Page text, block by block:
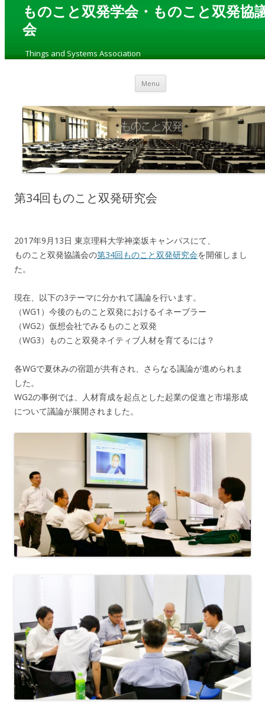
ものこと双発学会・ものこと双発協
会
„Things and Systems Association
Menu Skip to content
第34回ものこと双発研究会
2017年9月13日 東京理科大学神楽坂キャンパスにて、
ものこと双発協議会の第34回ものこと双発研究会を開催しまし
た。
現在、以下の3テーマに分かれて議論を行います。
（WG1）今後のものこと双発におけるイネーブラー
（WG2）仮想会社でみるものこと双発
（WG3）ものこと双発ネイティブ人材を育てるには？
各WGで夏休みの宿題が共有され、さらなる議論が進められま
した。
WG2の事例では、人材育成を起点とした起業の促進と市場形成
について議論が展開されました。